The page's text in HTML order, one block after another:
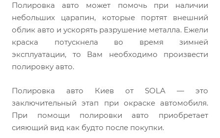
Полировка авто может помочь при наличии
небольших царапин, которые портят внешний
облик авто и ускорять разрушение металла. Ежели
краска потускнела во время зимней
эксплуатации, то Вам необходимо произвести
полировку авто.
Полировка авто Киев от SOLA — это
заключительный этап при окраске автомобиля.
При помощи полировки авто приобретает
сияющий вид как будто после покупки.